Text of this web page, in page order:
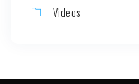
Videos